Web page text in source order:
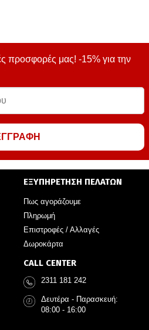
προσφορές μας! -15% για την
ΕΞΥΠΗΡΕΤΗΣΗ ΠΕΛΑΤΩΝ
Πως αγοράζουμε
Πληρωμή
Επιστροφές / Αλλαγές
Δωροκάρτα
CALL CENTER
2311 181 242
Δευτέρα - Παρασκευή:
08:00 - 16:00